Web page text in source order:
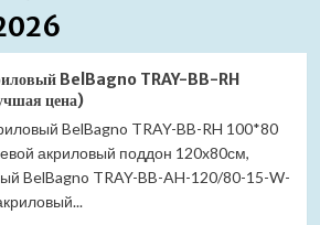
BelBagno TRAY-BB-RH
цена)
BelBagno TRAY-BB-RH 100*80
акриловый поддон 120x80см,
BelBagno TRAY-BB-AH-120/80-15-W-